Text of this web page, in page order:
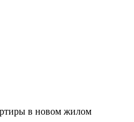
в новом жилом